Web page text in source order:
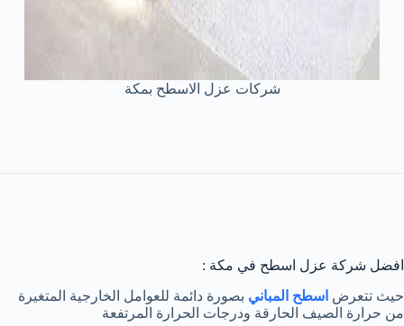
شركات عزل الاسطح بمكة
افضل شركة عزل اسطح في مكة :
حيث تتعرض اسطح المباني بصورة دائمة للعوامل الخارجية المتغيرة
من حرارة الصيف الحارقة ودرجات الحرارة المرتفعة